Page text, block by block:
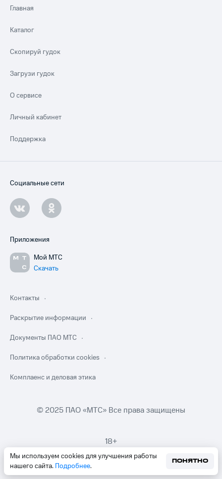
Мы используем cookies для улучшения работы
нашего сайта. Подробнее.
ПОНЯТНО
Главная
Каталог
Скопируй гудок
Загрузи гудок
О сервисе
Личный кабинет
Поддержка
Социальные сети
Приложения
Мой МТС
Скачать
Контакты
Раскрытие информации
Документы ПАО МТС
Политика обработки cookies
Комплаенс и деловая этика
© 2025 ПАО «МТС» Все права защищены
18+